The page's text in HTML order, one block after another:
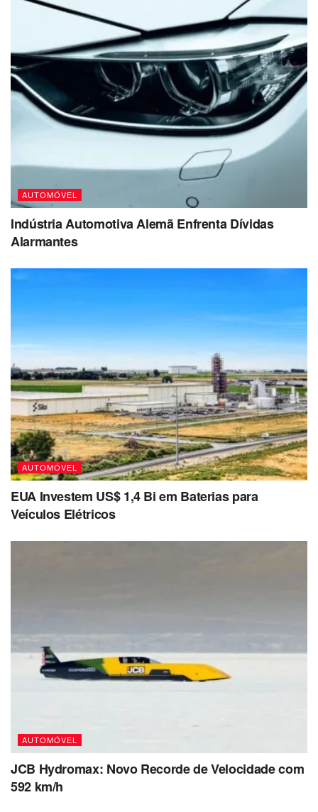
AUTOMÓVEL
Indústria Automotiva Alemã Enfrenta Dívidas
Alarmantes
AUTOMÓVEL
EUA Investem US$ 1,4 Bi em Baterias para
Veículos Elétricos
AUTOMÓVEL
JCB Hydromax: Novo Recorde de Velocidade com
592 km/h